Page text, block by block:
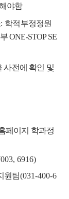
야함
: 학적부정정원
ONE-STOP SE
사전에 확인 및
페이지 학과정
6916)
원팀(031-400-6